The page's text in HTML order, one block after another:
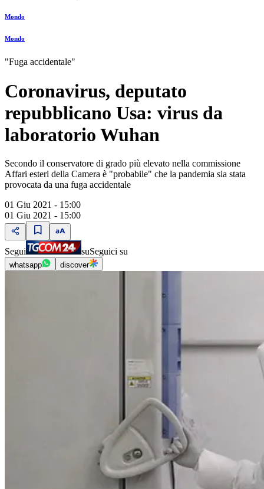
Mondo
Mondo
"Fuga accidentale"
Coronavirus, deputato
repubblicano Usa: virus da
laboratorio Wuhan
Secondo il conservatore di grado più elevato nella commissione
Affari esteri della Camera è "probabile" che la pandemia sia stata
provocata da una fuga accidentale
01 Giu 2021 - 15:00
01 Giu 2021 - 15:00
Segui suSeguici su
whatsapp discover